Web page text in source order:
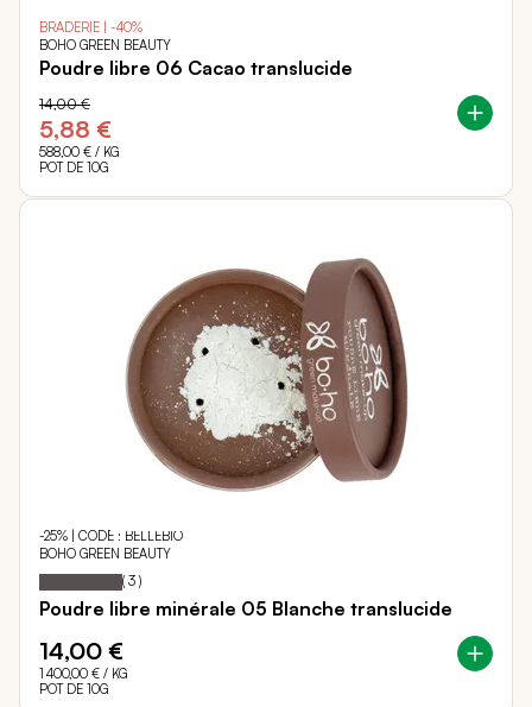
BRADERIE | -40%
BOHO GREEN BEAUTY
Poudre libre 06 Cacao translucide
5,88 €
14,00 €
588,00 € / KG
POT DE 10G
-25% | CODE : BELLEBIO
BOHO GREEN BEAUTY
Notation: 100
% of
( 3 )
Poudre libre minérale 05 Blanche translucide
14,00 €
1 400,00 € / KG
POT DE 10G